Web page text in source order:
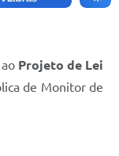
Projeto de Lei
de Monitor de